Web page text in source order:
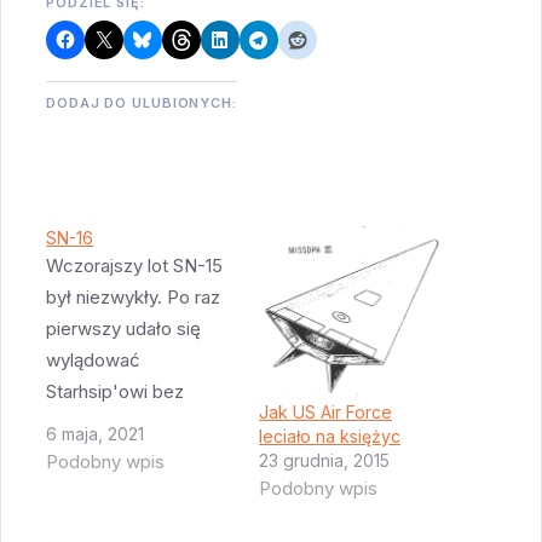
DODAJ DO ULUBIONYCH:
SN-16
Wczorajszy lot SN-15
był niezwykły. Po raz
pierwszy udało się
wylądować
Starhsip'owi bez
większych
uszkodzeń. Nie
6 maja, 2021
Podobny wpis
Jak US Air Force
leciało na księżyc
23 grudnia, 2015
Podobny wpis